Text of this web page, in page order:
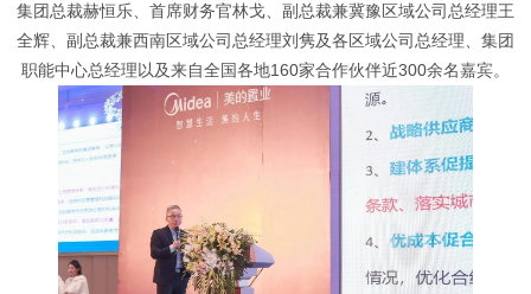
集团总裁赫恒乐、首席财务官林戈、副总裁兼冀豫区域公司总经理王
全辉、副总裁兼西南区域公司总经理刘隽及各区域公司总经理、集团
职能中心总经理以及来自全国各地160家合作伙伴近300余名嘉宾。